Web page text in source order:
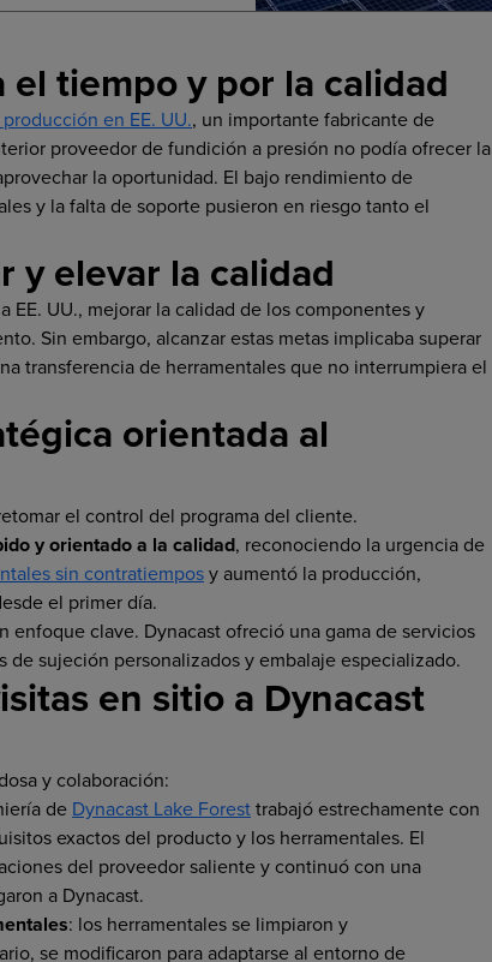
tiempo y por la calidad
en EE. UU., un importante fabricante de
proveedor de fundición a presión no podía ofrecer la
la oportunidad. El bajo rendimiento de
y la falta de soporte pusieron en riesgo tanto el
y elevar la calidad
UU., mejorar la calidad de los componentes y
Sin embargo, alcanzar estas metas implicaba superar
transferencia de herramentales que no interrumpiera el
orientada al
el control del programa del cliente.
y orientado a la calidad, reconociendo la urgencia de
sin contratiemposy aumentó la producción,
el primer día.
enfoque clave. Dynacast ofreció una gama de servicios
sujeción personalizados y embalaje especializado.
en sitio a Dynacast
y colaboración:
de Dynacast Lake Foresttrabajó estrechamente con
exactos del producto y los herramentales. El
del proveedor saliente y continuó con una
a Dynacast.
: los herramentales se limpiaron y
se modificaron para adaptarse al entorno de